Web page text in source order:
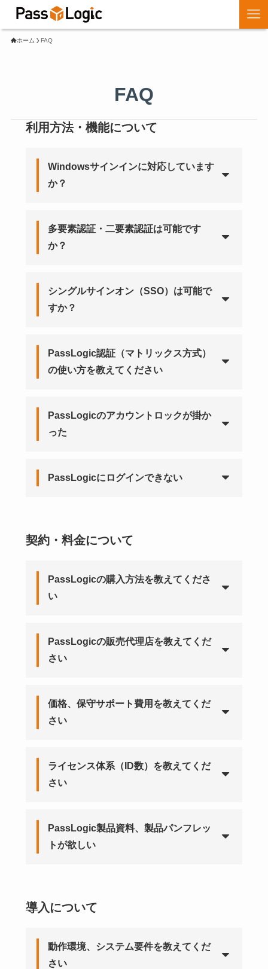
ホーム FAQ
FAQ
利用方法・機能について
Windowsサインインに対応しています
か？
多要素認証・二要素認証は可能です
か？
シングルサインオン（SSO）は可能で
すか？
PassLogic認証（マトリックス方式）
の使い方を教えてください
PassLogicのアカウントロックが掛か
った
PassLogicにログインできない
契約・料金について
PassLogicの購入方法を教えてくださ
い
PassLogicの販売代理店を教えてくだ
さい
価格、保守サポート費用を教えてくだ
さい
ライセンス体系（ID数）を教えてくだ
さい
PassLogic製品資料、製品パンフレッ
トが欲しい
導入について
動作環境、システム要件を教えてくだ
さい